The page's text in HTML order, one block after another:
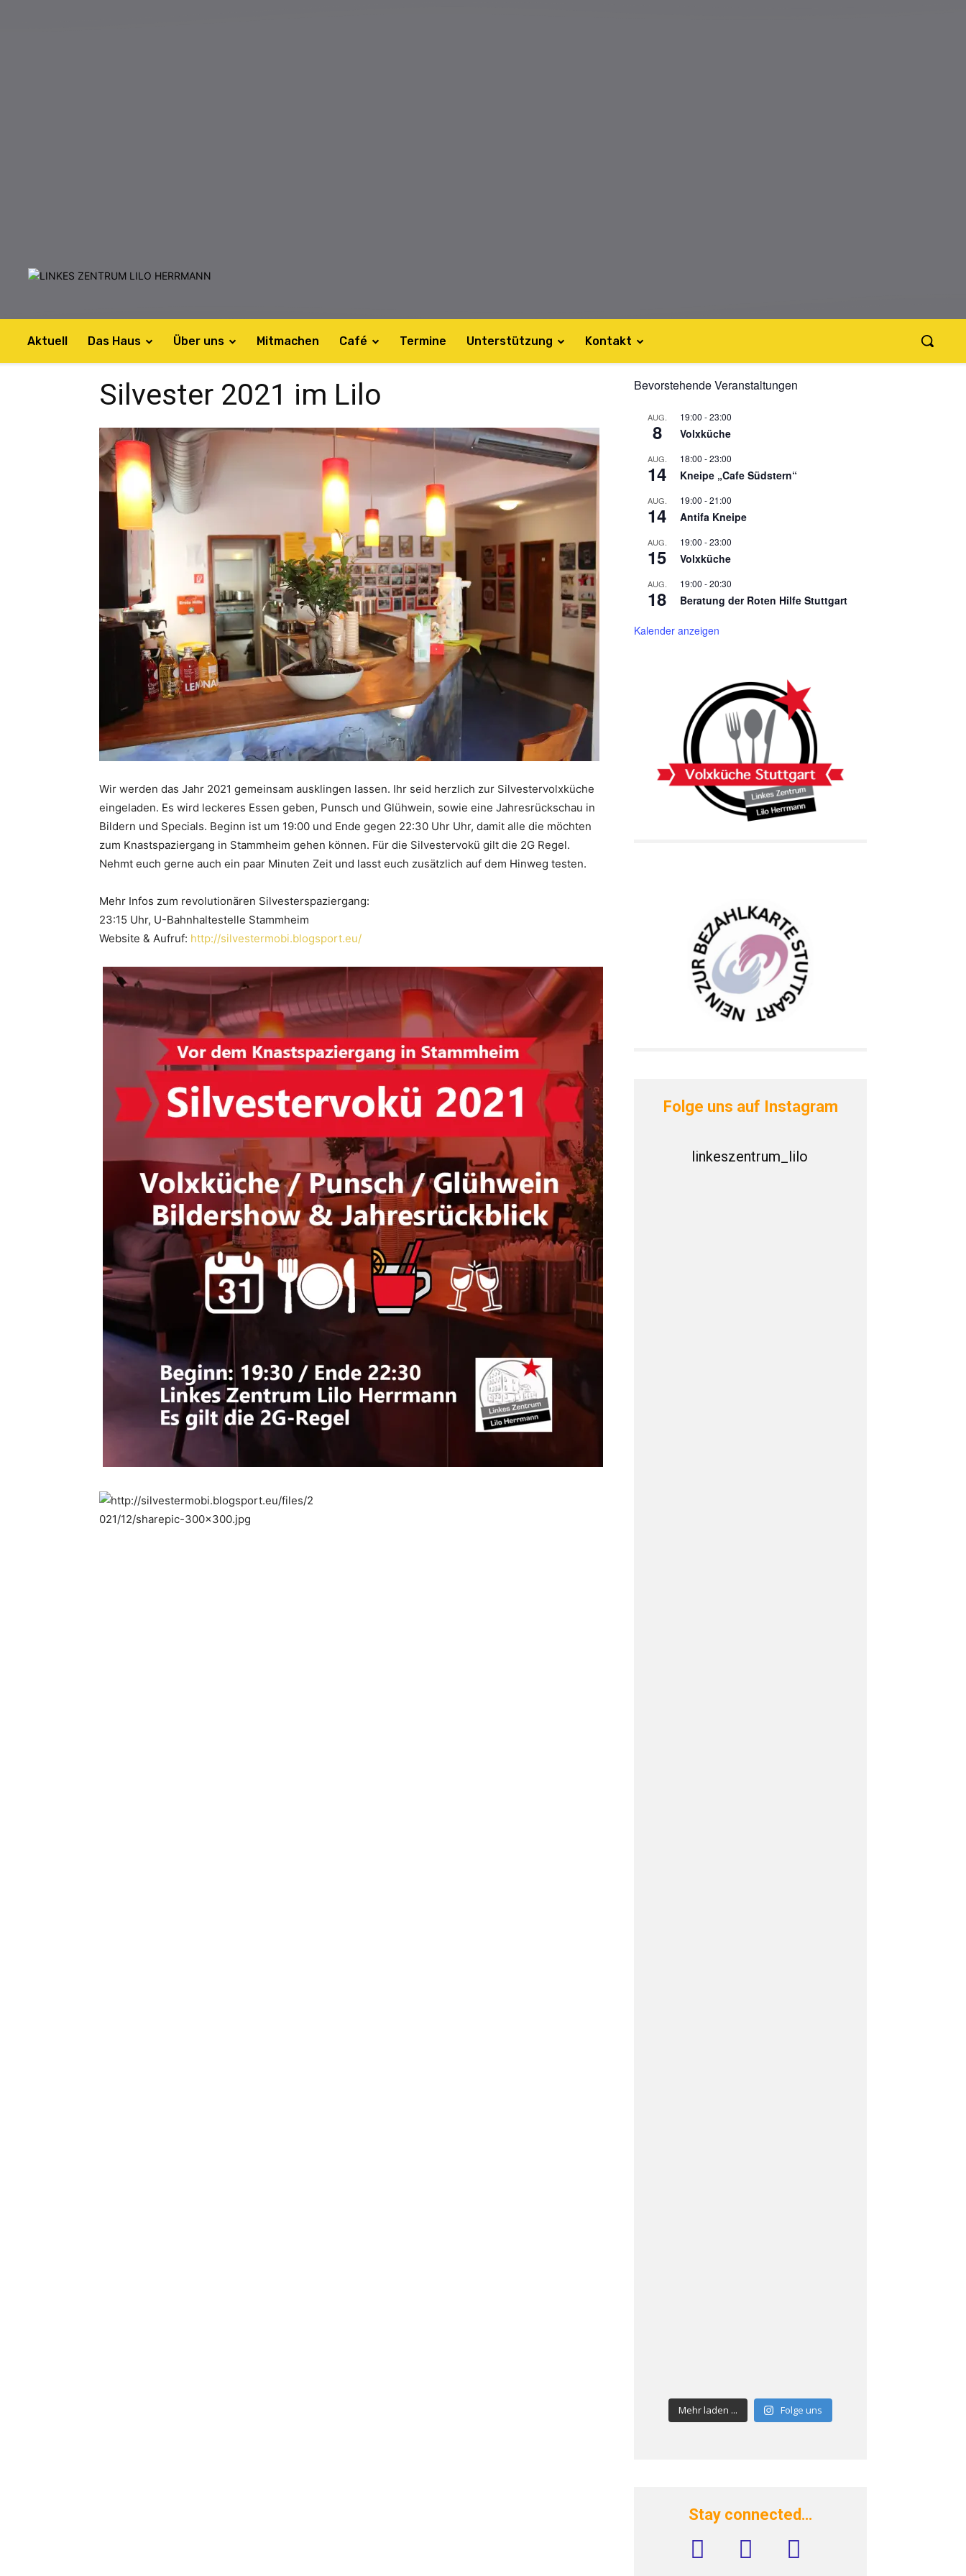
Aktuell Das Haus Über uns Mitmachen Café Termine Unterstützung Kontakt
Silvester 2021 im Lilo
Wir werden das Jahr 2021 gemeinsam ausklingen lassen. Ihr seid herzlich zur Silvestervolxküche
eingeladen. Es wird leckeres Essen geben, Punsch und Glühwein, sowie eine Jahresrückschau in
Bildern und Specials. Beginn ist um 19:00 und Ende gegen 22:30 Uhr Uhr, damit alle die möchten
zum Knastspaziergang in Stammheim gehen können. Für die Silvestervokü gilt die 2G Regel.
Nehmt euch gerne auch ein paar Minuten Zeit und lasst euch zusätzlich auf dem Hinweg testen.
Mehr Infos zum revolutionären Silvesterspaziergang:
23:15 Uhr, U-Bahnhaltestelle Stammheim
Website & Aufruf: http://silvestermobi.blogsport.eu/
Bevorstehende Veranstaltungen
AUG.
8
19:00 -23:00
Volxküche
AUG.
14
18:00 -23:00
Kneipe „Cafe Südstern“
AUG.
14
19:00 -21:00
Antifa Kneipe
AUG.
15
19:00 -23:00
Volxküche
AUG.
18
19:00 -20:30
Beratung der Roten Hilfe Stuttgart
Kalender anzeigen
Folge uns auf Instagram
linkeszentrum_lilo
Mehr laden ... Folge uns
Stay connected…
facebook instagram